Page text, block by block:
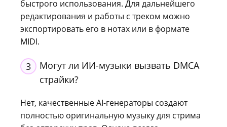
быстрого использования. Для дальнейшего
редактирования и работы с треком можно
экспортировать его в нотах или в формате
MIDI.
3
Могут ли ИИ-музыки вызвать DMCA
страйки?
Нет, качественные AI-генераторы создают
полностью оригинальную музыку для стрима